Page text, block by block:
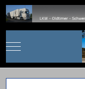
Mobile Menu